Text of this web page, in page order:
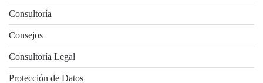
Consultoría
Consejos
Consultoría Legal
Protección de Datos